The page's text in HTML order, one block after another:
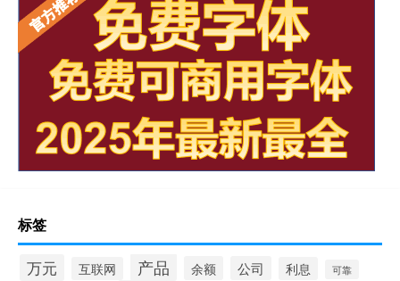
标签
万元 互联网 产品 余额 公司 利息 可靠